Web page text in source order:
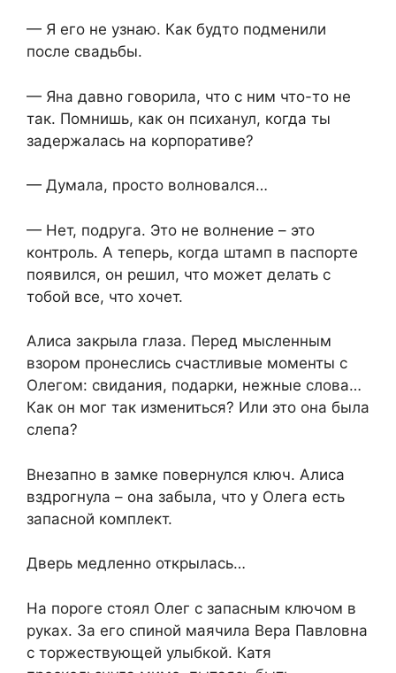
— Я его не узнаю. Как будто подменили
после свадьбы.
— Яна давно говорила, что с ним что-то не
так. Помнишь, как он психанул, когда ты
задержалась на корпоративе?
— Думала, просто волновался…
— Нет, подруга. Это не волнение – это
контроль. А теперь, когда штамп в паспорте
появился, он решил, что может делать с
тобой все, что хочет.
Алиса закрыла глаза. Перед мысленным
взором пронеслись счастливые моменты с
Олегом: свидания, подарки, нежные слова…
Как он мог так измениться? Или это она была
слепа?
Внезапно в замке повернулся ключ. Алиса
вздрогнула – она забыла, что у Олега есть
запасной комплект.
Дверь медленно открылась…
На пороге стоял Олег с запасным ключом в
руках. За его спиной маячила Вера Павловна
с торжествующей улыбкой. Катя